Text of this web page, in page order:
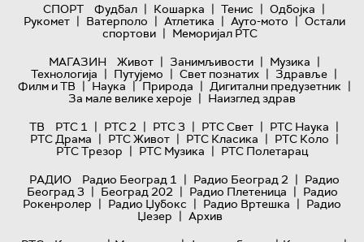
СПОРТ
Фудбал | Кошарка | Тенис | Одбојка |
Рукомет | Ватерполо | Атлетика | Ауто-мото | Остали
спортови | Меморијал РТС
МАГАЗИН
Живот | Занимљивости | Музика |
Технологијa | Путујемо | Свет познатих | Здравље |
Филм и ТВ | Наука | Природа | Дигитални предузетник |
За мале велике хероје | Наизглед здрав
ТВ
РТС 1 | РТС 2 | РТС 3 | РТС Свет | РТС Наука |
РТС Драма | РТС Живот | РТС Класика | РТС Коло |
РТС Трезор | РТС Музика | РТС Полетарац
РАДИО
Радио Београд 1 | Радио Београд 2 | Радио
Београд 3 | Београд 202 | Радио Плетеница | Радио
Рокенролер | Радио Џубокс | Радио Вртешка | Радио
Џезер | Архив